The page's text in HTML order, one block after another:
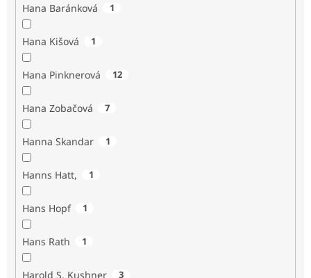
Hana Baránková 1
Hana Kišová 1
Hana Pinknerová 12
Hana Zobačová 7
Hanna Skandar 1
Hanns Hatt, 1
Hans Hopf 1
Hans Rath 1
Harold S. Kushner 3